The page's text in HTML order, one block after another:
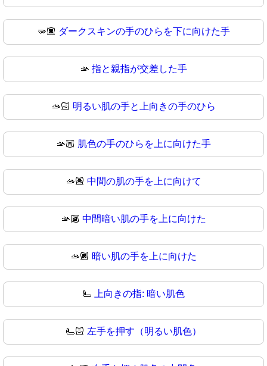
🫳🏿 ダークスキンの手のひらを下に向けた手
🫴 指と親指が交差した手
🫴🏻 明るい肌の手と上向きの手のひら
🫴🏼 肌色の手のひらを上に向けた手
🫴🏽 中間の肌の手を上に向けて
🫴🏾 中間暗い肌の手を上に向けた
🫴🏿 暗い肌の手を上に向けた
🫷 上向きの指: 暗い肌色
🫷🏻 左手を押す（明るい肌色）